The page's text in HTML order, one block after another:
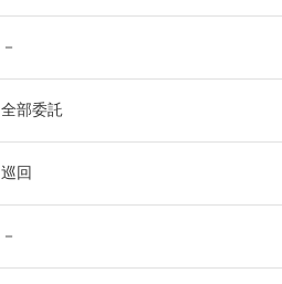
－
全部委託
巡回
－